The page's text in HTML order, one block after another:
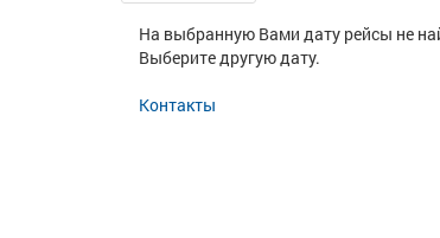
На выбранную Вами дату рейсы не
Выберите другую дату.
Контакты